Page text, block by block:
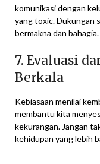
komunikasi dengan
yang toxic. Dukungan
bermakna dan bahagia.
7. Evaluasi
Berkala
Kebiasaan menilai
membantu kita
kekurangan. Jangan
kehidupan yang lebih